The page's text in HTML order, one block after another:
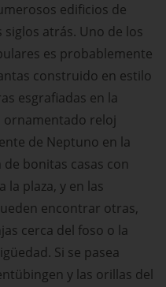
edificios de
atrás. Uno de los
es probablemente
construido en estilo
esgrafiadas en la
ornamentado reloj
de Neptuno en la
bonitas casas con
plaza, y en las
encontrar otras,
cerca del foso o la
Si se pasea
y las orillas del